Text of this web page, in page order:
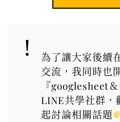
為了讓大家後續
交流，我同時也
『googlesheet
LINE共學社群，
起討論相關話題